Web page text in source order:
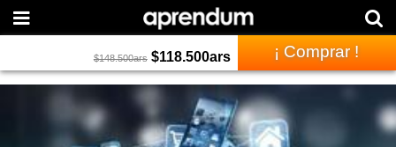
$148.500ars $118.500ars ¡ Comprar !